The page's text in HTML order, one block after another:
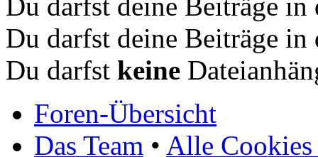
Du darfst deine Beiträge
Du darfst deine Beiträge
Du darfst keine
Foren-Übersicht
Das Team • Alle Cookies